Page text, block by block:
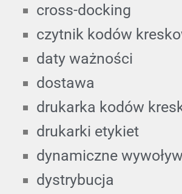
cross-docking
czytnik kodów
daty ważności
dostawa
drukarka kodów
drukarki etykiet
dynamiczne
dystrybucja